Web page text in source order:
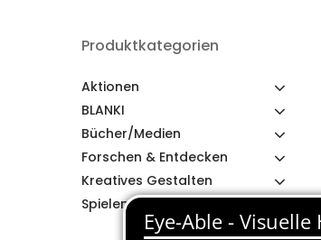
Produktkategorien
Aktionen
BLANKI
Bücher/Medien
Forschen & Entdecken
Kreatives Gestalten
Spielen & Lernen